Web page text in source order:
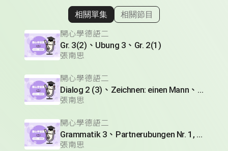
顯示相關單集
相關單集 相關節目
開心學德語二
Gr. 3(2)、Ubung 3、Gr. 2(1)
張南思
開心學德語二
Dialog 2 (3)、Zeichnen: einen Mann、Lesetext 1(1)
張南思
開心學德語二
Grammatik 3、Partnerubungen Nr. 1, 3、Dialog 2(1)
張南思